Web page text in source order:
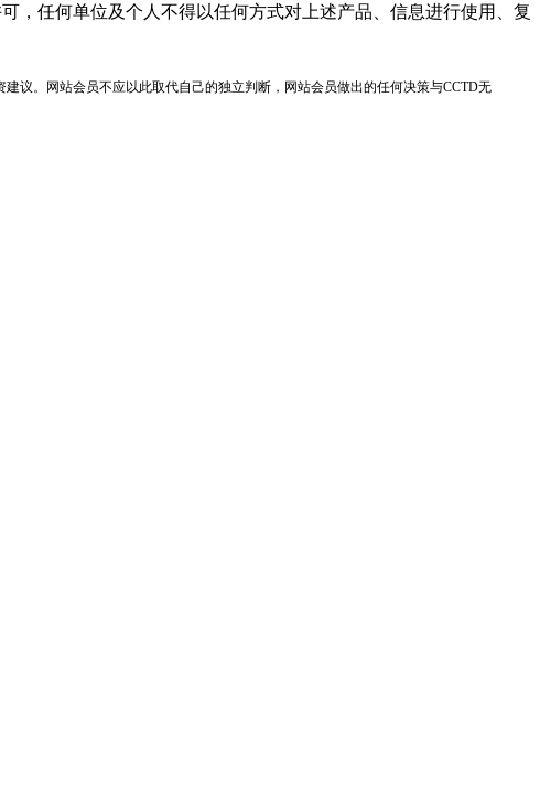
，任何单位及个人不得以任何方式对上述产品、信息进行使用、复
议。网站会员不应以此取代自己的独立判断，网站会员做出的任何决策与CCTD无